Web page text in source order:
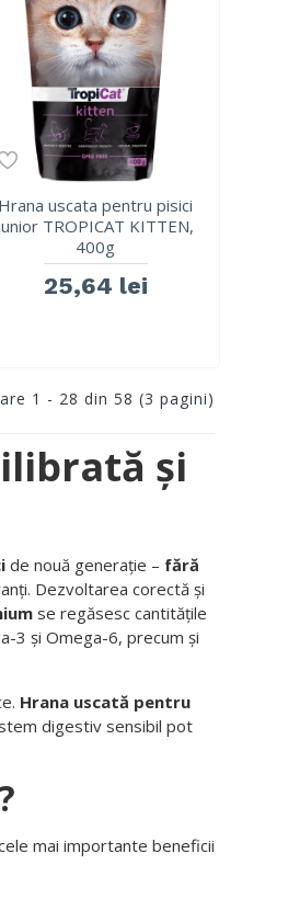
și
de nouă generație – fără
Dezvoltarea corectă și
se regăsesc cantitățile
3 și Omega-6, precum și
Hrana uscată pentru
digestiv sensibil pot
mai importante beneficii
Hrana uscata pentru pisici
TROPICAT KITTEN,
400g
25,64 lei
1 - 28 din 58 (3 pagini)